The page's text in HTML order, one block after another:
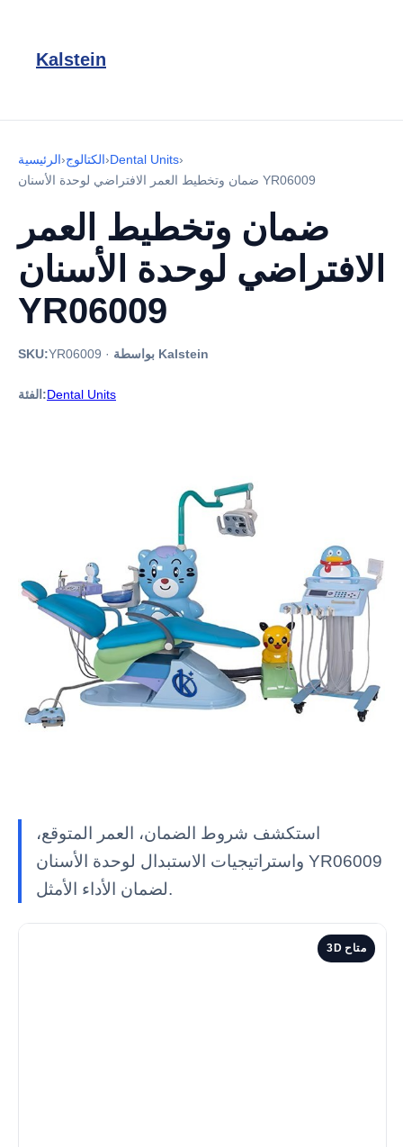
Kalstein
الرئيسية›الكتالوج›Dental Units›
ضمان وتخطيط العمر الافتراضي لوحدة الأسنان YR06009
ضمان وتخطيط العمر
الافتراضي لوحدة الأسنان
YR06009
SKU:YR06009 · بواسطة Kalstein
الفئة:Dental Units
استكشف شروط الضمان، العمر المتوقع،
واستراتيجيات الاستبدال لوحدة الأسنان YR06009
لضمان الأداء الأمثل.
3D متاح